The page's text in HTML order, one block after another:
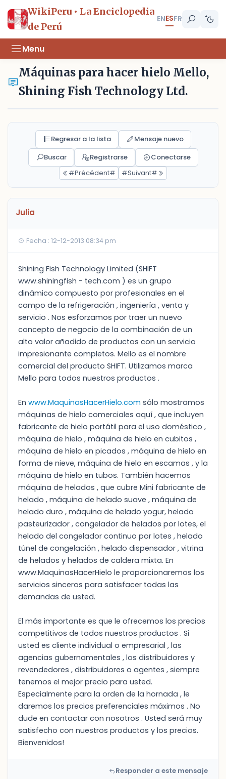
WikiPeru • La Enciclopedia
de Perú
ENESFR
Menu
Máquinas para hacer hielo Mello,
Shining Fish Technology Ltd.
Regresar a la lista
Mensaje nuevo
Buscar
Registrarse
Conectarse
#Précédent#
#Suivant#
Julia
Fecha : 12-12-2013 08:34 pm
Shining Fish Technology Limited (SHIFT
www.shiningfish - tech.com ) es un grupo
dinámico compuesto por profesionales en el
campo de la refrigeración , ingeniería , venta y
servicio . Nos esforzamos por traer un nuevo
concepto de negocio de la combinación de un
alto valor añadido de productos con un servicio
impresionante completos. Mello es el nombre
comercial del producto SHIFT. Utilizamos marca
Mello para todos nuestros productos .
En www.MaquinasHacerHielo.com sólo mostramos
máquinas de hielo comerciales aquí , que incluyen
fabricante de hielo portátil para el uso doméstico ,
máquina de hielo , máquina de hielo en cubitos ,
máquina de hielo en picados , máquina de hielo en
forma de nieve, máquina de hielo en escamas , y la
máquina de hielo en tubos. También hacemos
máquina de helados , que cubre Mini fabricante de
helado , máquina de helado suave , máquina de
helado duro , máquina de helado yogur, helado
pasteurizador , congelador de helados por lotes, el
helado del congelador continuo por lotes , helado
túnel de congelación , helado dispensador , vitrina
de helados y helados de caldera mixta. En
www.MaquinasHacerHielo le proporcionaremos los
servicios sinceros para satisfacer todas las
demandas de usted.
El más importante es que le ofrecemos los precios
competitivos de todos nuestros productos . Si
usted es cliente individual o empresarial , las
agencias gubernamentales , los distribuidores y
revendedores , distribuidores o agentes , siempre
tenemos el mejor precio para usted.
Especialmente para la orden de la hornada , le
daremos los precios preferenciales máximos . No
dude en contactar con nosotros . Usted será muy
satisfecho con nuestros productos y los precios.
Bienvenidos!
Responder a este mensaje